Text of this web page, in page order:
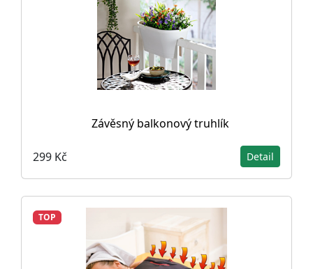
Závěsný balkonový truhlík
299 Kč Detail
TOP